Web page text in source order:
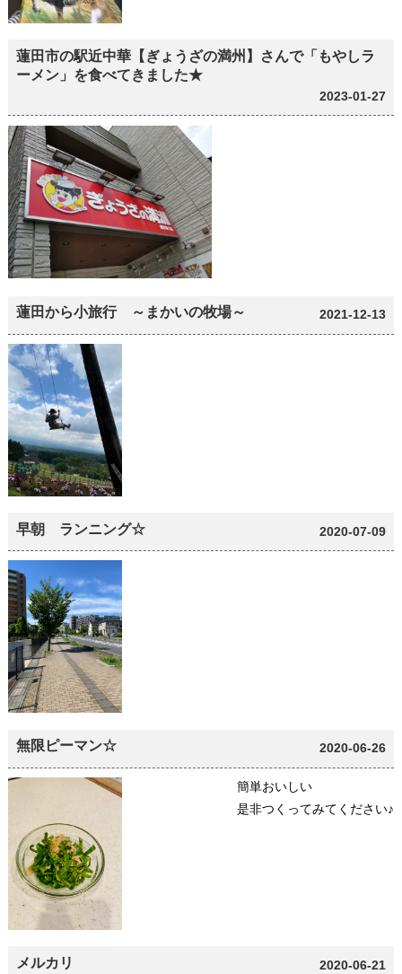
蓮田市の駅近中華【ぎょうざの満州】さんで「もやしラ
ーメン」を食べてきました★
2023-01-27
蓮田から小旅行 ～まかいの牧場～ 2021-12-13
早朝 ランニング☆ 2020-07-09
無限ピーマン☆ 2020-06-26
簡単おいしい
是非つくってみてください♪
メルカリ 2020-06-21